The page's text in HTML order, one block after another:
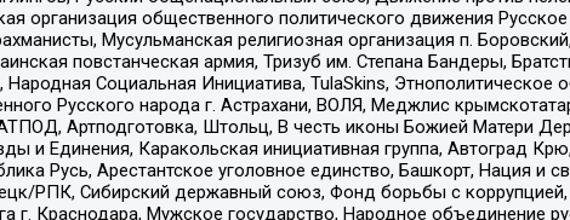
организация общественного политического движения
Мусульманская религиозная организация п.
повстанческая армия, Тризуб им. Степана Бандеры,
Социальная Инициатива, TulaSkins, Этнополитическое
Русского народа г. Астрахани, ВОЛЯ, Меджлис
Артподготовка, Штольц, В честь иконы Божией Матери
и Единения, Каракольская инициативная группа, Автоград
Русь, Арестантское уголовное единство, Башкорт, Нация и
РПК, Сибирский державный союз, Фонд борьбы с
г. Краснодара, Мужское государство, Народное объединение